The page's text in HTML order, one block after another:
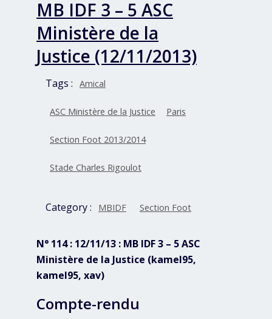
MB IDF 3 – 5 ASC
Ministère de la
Justice (12/11/2013)
Tags : Amical
ASC Ministère de la Justice Paris
Section Foot 2013/2014
Stade Charles Rigoulot
Category : MBIDF Section Foot
N° 114 : 12/11/13 : MB IDF 3 – 5 ASC
Ministère de la Justice (kamel95,
kamel95, xav)
Compte-rendu